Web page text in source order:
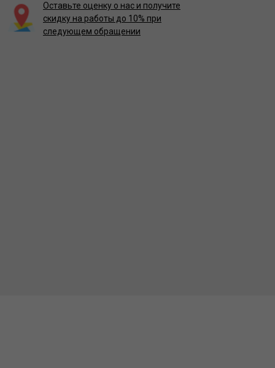
Оставьте оценку о нас и получите
скидку на работы до 10% при
следующем обращении